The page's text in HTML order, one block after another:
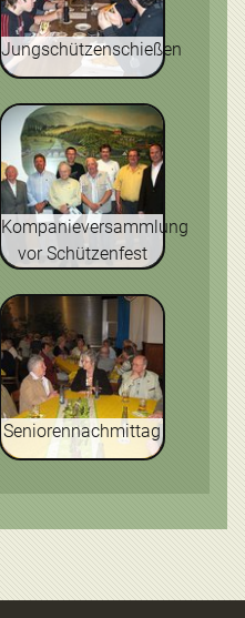
Jungschützenschießen
Kompanieversammlung
vor Schützenfest
Seniorennachmittag